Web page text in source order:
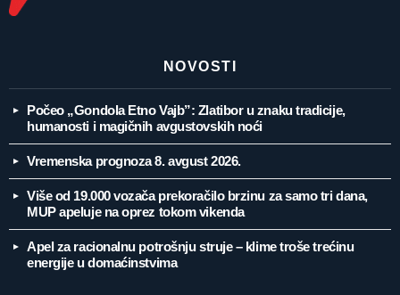
NOVOSTI
Počeo „Gondola Etno Vajb”: Zlatibor u znaku tradicije,
humanosti i magičnih avgustovskih noći
Vremenska prognoza 8. avgust 2026.
Više od 19.000 vozača prekoračilo brzinu za samo tri dana,
MUP apeluje na oprez tokom vikenda
Apel za racionalnu potrošnju struje – klime troše trećinu
energije u domaćinstvima